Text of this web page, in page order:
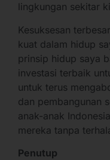
lingkungan sekitar
Kesuksesan
kuat dalam hidup
prinsip hidup saya
investasi terbaik
untuk terus
dan pembangunan
anak-anak
mereka tanpa
Penutup